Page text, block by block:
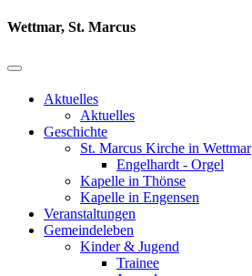
Wettmar, St. Marcus
Aktuelles
Aktuelles
Geschichte
St. Marcus Kirche in Wettmar
Engelhardt - Orgel
Kapelle in Thönse
Kapelle in Engensen
Veranstaltungen
Gemeindeleben
Kinder & Jugend
Trainee